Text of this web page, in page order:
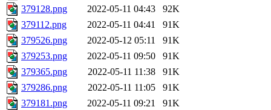
379128.png
2022-05-11 04:43
92K
379112.png
2022-05-11 04:41
91K
379526.png
2022-05-12 05:11
91K
379253.png
2022-05-11 09:50
91K
379365.png
2022-05-11 11:38
91K
379286.png
2022-05-11 11:05
91K
379181.png
2022-05-11 09:21
91K